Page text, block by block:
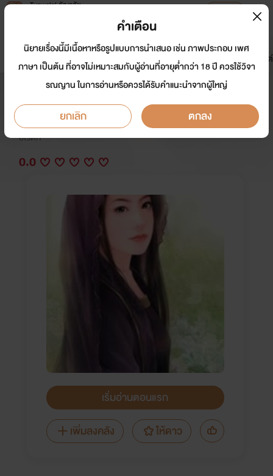
Tunwalai ธัญวลัย
หน้าแรก นิยาย อีบุ๊ก การ์ตูน
มาใหม่
ดรีมแชท ธัญลิสต์
เล่ห์พิศวาส NC25+
นักเขียน: Saabari
อีโรติก
0.0
เริ่มอ่านตอนแรก
เพิ่มลงคลัง
ให้ดาว
คำเตือน
นิยายเรื่องนี้มีเนื้อหาหรือรูปแบบการนำเสนอ เช่น ภาพประกอบ เพศ
ภาษา เป็นต้น ที่อาจไม่เหมาะสมกับผู้อ่านที่อายุต่ำกว่า 18 ปี ควรใช้วิจา
รณญาน ในการอ่านหรือควรได้รับคำแนะนำจากผู้ใหญ่
ยกเลิก ตกลง